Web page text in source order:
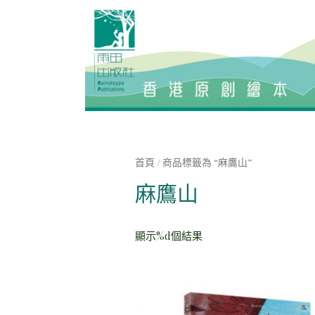
首頁 / 商品標籤為 “麻鷹山”
麻鷹山
顯示%d個結果